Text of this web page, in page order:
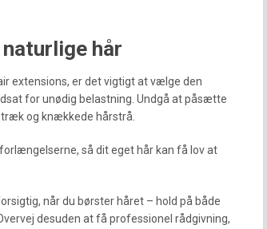
hår
extensions, er det vigtigt at vælge den
for unødig belastning. Undgå at påsætte
og knækkede hårstrå.
så dit eget hår kan få lov at
når du børster håret – hold på både
desuden at få professionel rådgivning,